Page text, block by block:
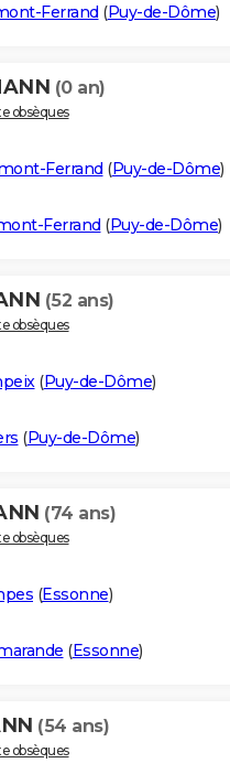
Ferrand (Puy-de-Dôme)
(0 an)
obsèques
Ferrand (Puy-de-Dôme)
Ferrand (Puy-de-Dôme)
(52 ans)
obsèques
(Puy-de-Dôme)
(Puy-de-Dôme)
(74 ans)
obsèques
(Essonne)
(Essonne)
(54 ans)
obsèques